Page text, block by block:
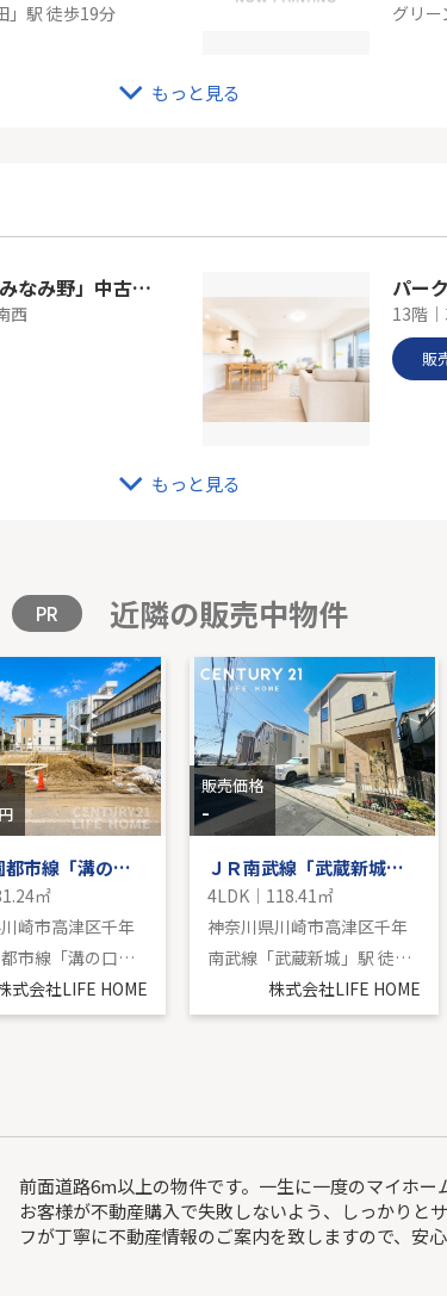
」駅 徒歩19分
グリ
駅徒歩7分【リフォーム済・角住戸】72㎡ ～梶ヶ谷パークハイツ～ もっと見る
ＪＲ横浜線「八王子みなみ野」中古戸建
西
パー
13階
販
もっと見る
PR 近隣の販売中物件
東急田園都市線「溝の口」新築戸建
㎡
崎市高津区千年
東急田園都市線「溝の口」駅 バス18分 「能満寺」 停歩3分
式会社LIFE HOME
販売価格
-
ＪＲ南武線「武蔵新城」新築戸建
4LDK｜118.41㎡
神奈川県川崎市高津区千年
南武線「武蔵新城」駅 徒歩22分
株式会社LIFE HOME
前面道路6m以上の物件です。一生に一度のマイホ
お客様が不動産購入で失敗しないよう、しっかりと
フが丁寧に不動産情報のご案内を致しますので、安